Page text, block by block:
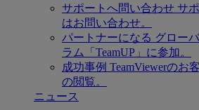
サポートへ問い合わせ サ
はお問い合わせ。
パートナーになる グロー
ラム「TeamUP」に参加。
成功事例 TeamViewerのお
の閲覧。
ニュース